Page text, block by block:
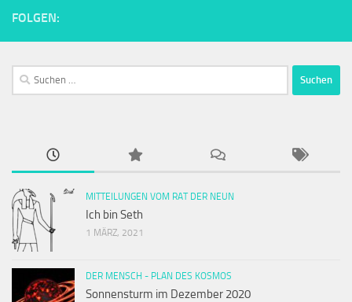
FOLGEN:
Suchen
nach:
MITTEILUNGEN VOM RAT DER NEUN
Ich bin Seth
1 MÄRZ, 2021
DER MENSCH - PLAN DES KOSMOS
Sonnensturm im Dezember 2020